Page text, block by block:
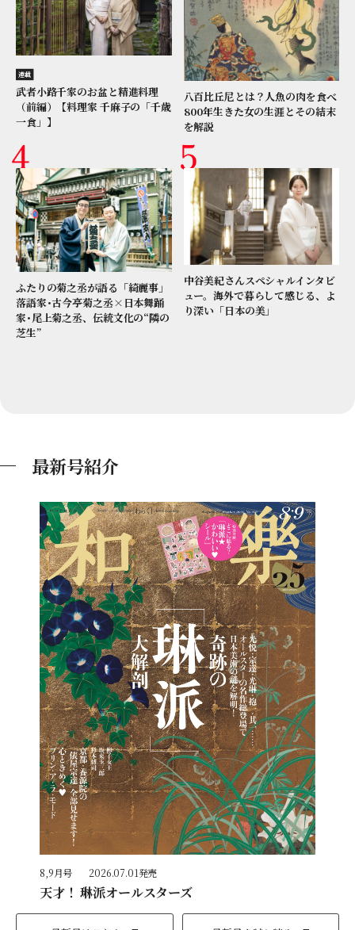
連載
武者小路千家のお盆と精進料理
（前編）【料理家 千麻子の「千歳
一食」】
八百比丘尼とは？人魚の肉を食べ
800年生きた女の生涯とその結末
を解説
ふたりの菊之丞が語る「綺麗事」
落語家･古今亭菊之丞×日本舞踊
家･尾上菊之丞、伝統文化の“隣の
芝生”
中谷美紀さんスペシャルインタビ
ュー。海外で暮らして感じる、よ
り深い「日本の美」
最新号紹介
8,9月号 2026.07.01発売
天才！ 琳派オールスターズ